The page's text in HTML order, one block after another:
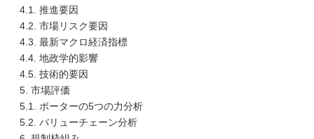
4.1. 推進要因
4.2. 市場リスク要因
4.3. 最新マクロ経済指標
4.4. 地政学的影響
4.5. 技術的要因
5. 市場評価
5.1. ポーターの5つの力分析
5.2. バリューチェーン分析